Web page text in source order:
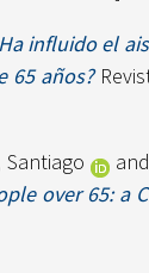
influido el
65 años?
Santiago and
over 65: a